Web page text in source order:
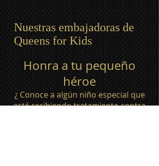
Nuestras embajadoras de
Queens for Kids
Honra a tu pequeño
héroe
¿ Conoce a algún niño especial que
esté recibiendo tratamiento contra